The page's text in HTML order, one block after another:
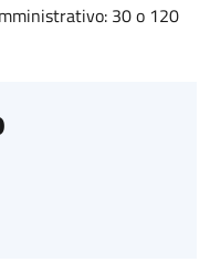
30 o 120